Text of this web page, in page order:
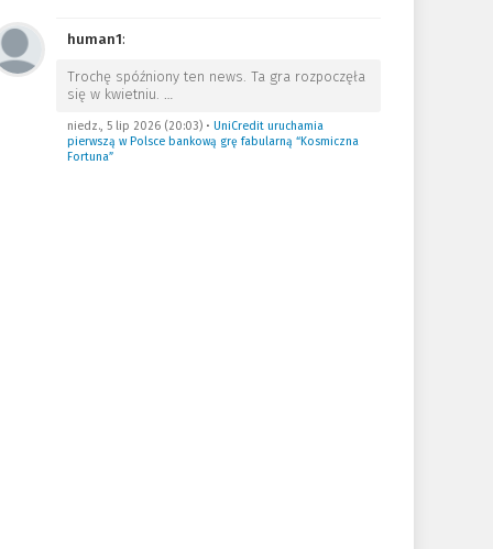
human1:
Trochę spóźniony ten news. Ta gra rozpoczęła
się w kwietniu. …
niedz., 5 lip 2026 (20:03)• UniCredit uruchamia
pierwszą w Polsce bankową grę fabularną “Kosmiczna
Fortuna”